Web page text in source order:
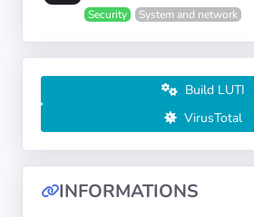
Architectures
Security System and network
Build LUTI
VirusTotal
INFORMATIONS